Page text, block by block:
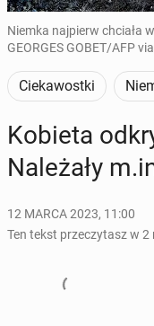
Niemka najpierw chciała
GEORGES GOBET/AFP
Ciekawostki
Kobieta
Na­le­ża­ły
12 MARCA 2023, 11:00
Ten tekst przeczytasz w 2